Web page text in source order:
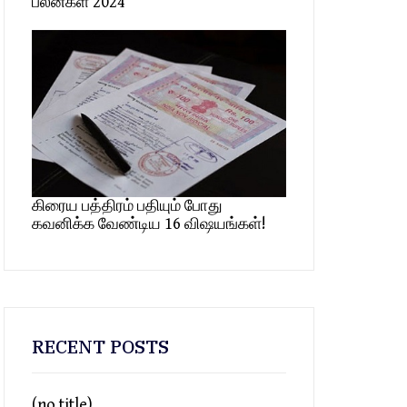
கிரைய பத்திரம் பதியும் போது
கவனிக்க வேண்டிய 16 விஷயங்கள்!
RECENT POSTS